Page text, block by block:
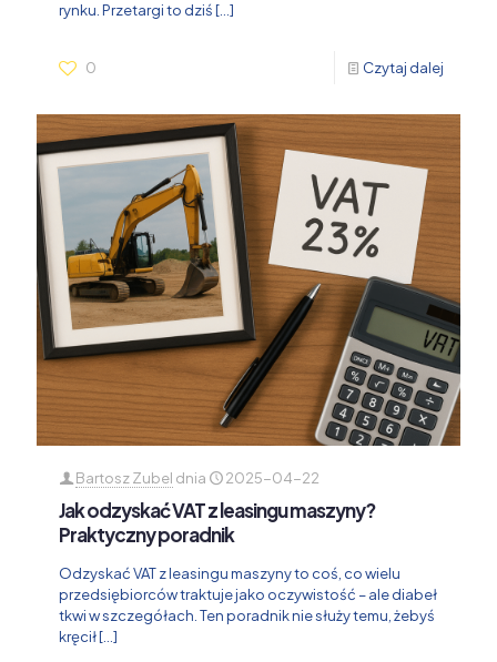
rynku. Przetargi to dziś[…]
0 Czytaj dalej
Bartosz Zubel dnia 2025-04-22
Jak odzyskać VAT z leasingu maszyny?
Praktyczny poradnik
Odzyskać VAT z leasingu maszyny to coś, co wielu
przedsiębiorców traktuje jako oczywistość – ale diabeł
tkwi w szczegółach. Ten poradnik nie służy temu, żebyś
kręcił[…]